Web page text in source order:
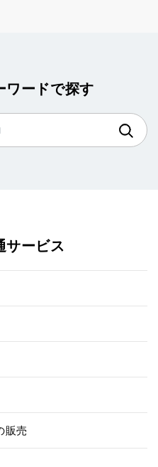
ワードで探す
サービス
販売